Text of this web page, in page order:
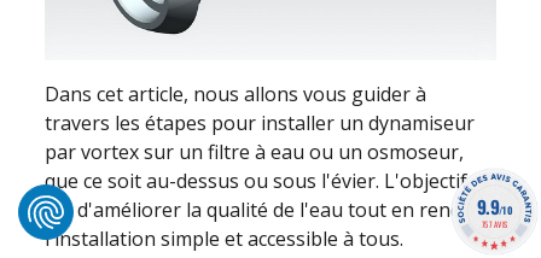
Dans cet article, nous allons vous guider à
travers les étapes pour installer un dynamiseur
par vortex sur un filtre à eau ou un osmoseur,
que ce soit au-dessus ou sous l'évier. L'objectif
est d'améliorer la qualité de l'eau tout en rendant
l'installation simple et accessible à tous.
9.9/10
757 AVIS